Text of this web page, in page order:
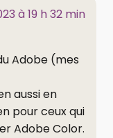
à 19 h 32 min
Adobe (mes
aussi en
pour ceux qui
Adobe Color.